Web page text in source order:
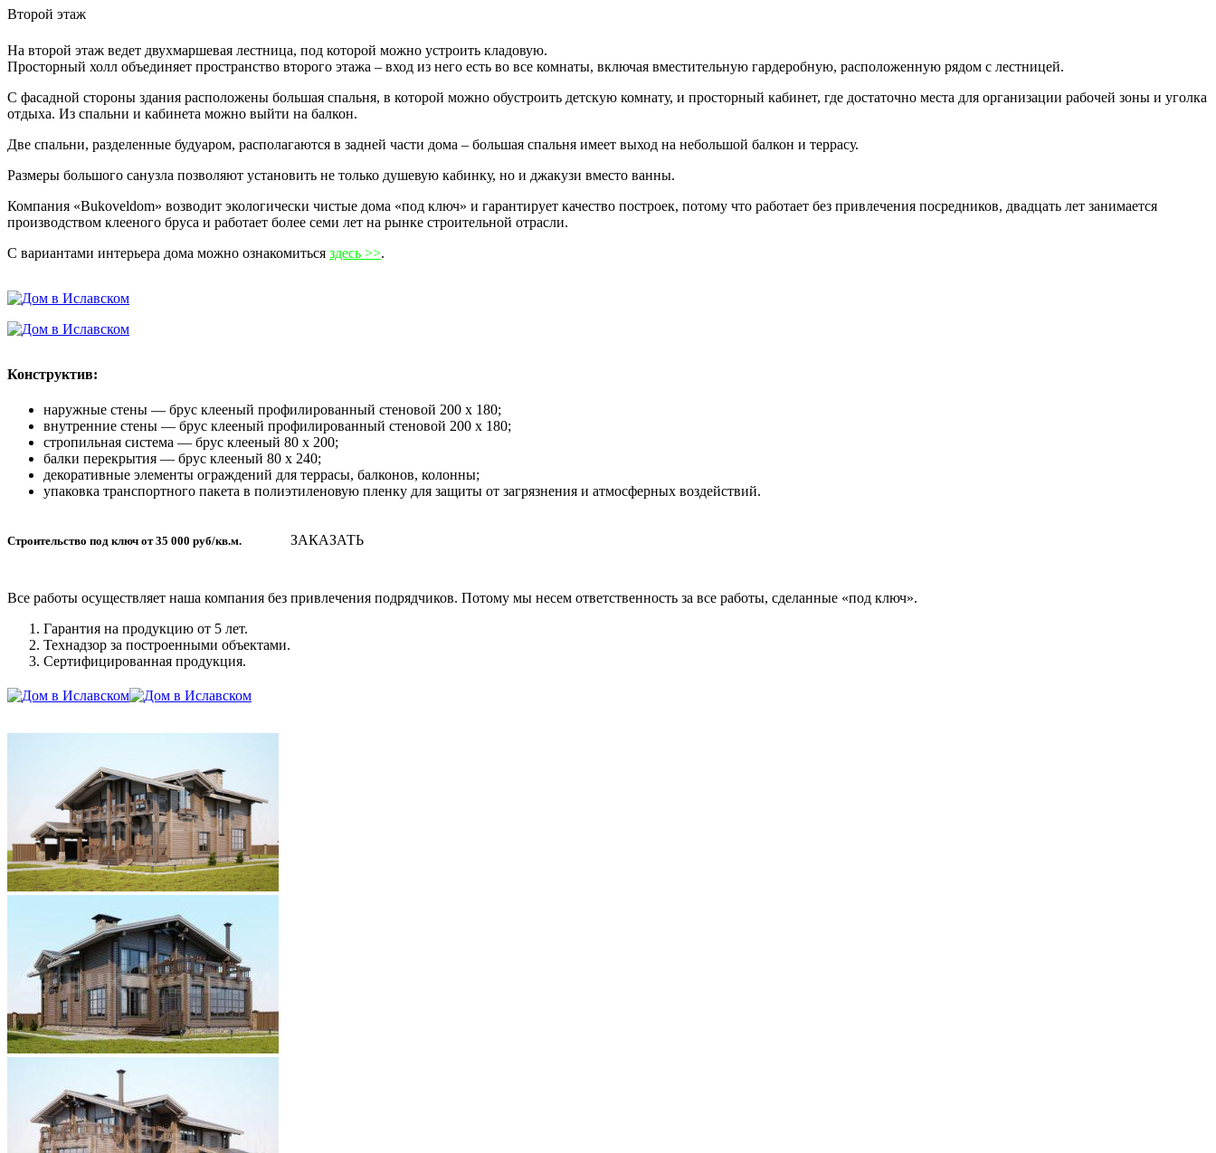
Второй этаж
На второй этаж ведет двухмаршевая лестница, под которой можно устроить кладовую.
Просторный холл объединяет пространство второго этажа – вход из него есть во все комнаты, включая вместительную гардеробную, расположенную рядом с лестницей.
С фасадной стороны здания расположены большая спальня, в которой можно обустроить детскую комнату, и просторный кабинет, где достаточно места для организации рабочей зоны и уголка
отдыха. Из спальни и кабинета можно выйти на балкон.
Две спальни, разделенные будуаром, располагаются в задней части дома – большая спальня имеет выход на небольшой балкон и террасу.
Размеры большого санузла позволяют установить не только душевую кабинку, но и джакузи вместо ванны.
Компания «Bukoveldom» возводит экологически чистые дома «под ключ» и гарантирует качество построек, потому что работает без привлечения посредников, двадцать лет занимается
производством клееного бруса и работает более семи лет на рынке строительной отрасли.
С вариантами интерьера дома можно ознакомиться здесь >>.
Конструктив:
наружные стены — брус клееный профилированный стеновой 200 х 180;
внутренние стены — брус клееный профилированный стеновой 200 х 180;
стропильная система — брус клееный 80 х 200;
балки перекрытия — брус клееный 80 х 240;
декоративные элементы ограждений для террасы, балконов, колонны;
упаковка транспортного пакета в полиэтиленовую пленку для защиты от загрязнения и атмосферных воздействий.
Строительство под ключ от 35 000 руб/кв.м. ЗАКАЗАТЬ
Все работы осуществляет наша компания без привлечения подрядчиков. Потому мы несем ответственность за все работы, сделанные «под ключ».
Гарантия на продукцию от 5 лет.
Технадзор за построенными объектами.
Сертифицированная продукция.